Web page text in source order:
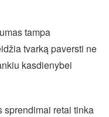
tampa
tvarką paversti ne
kasdienybei
sprendimai retai tinka